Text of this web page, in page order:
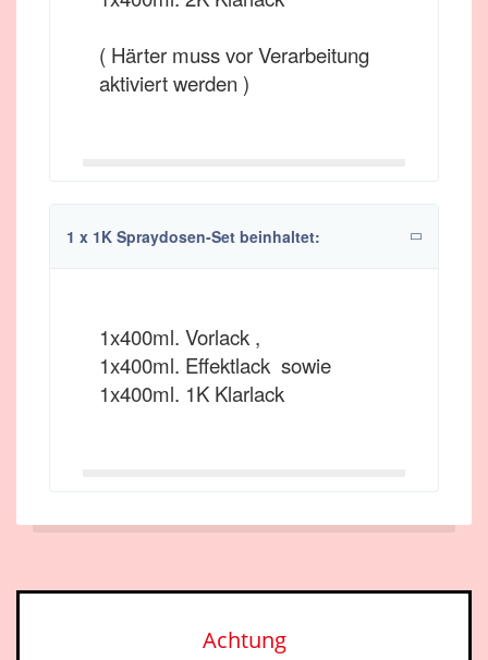
( Härter muss vor Verarbeitung
aktiviert werden )
1 x 1K Spraydosen-Set beinhaltet:
1x400ml. Vorlack ,
1x400ml. Effektlack sowie
1x400ml. 1K Klarlack
Achtung